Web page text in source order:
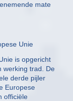
mate
Unie
is opgericht
werking trad. De
derde pijler
Europese
officiële